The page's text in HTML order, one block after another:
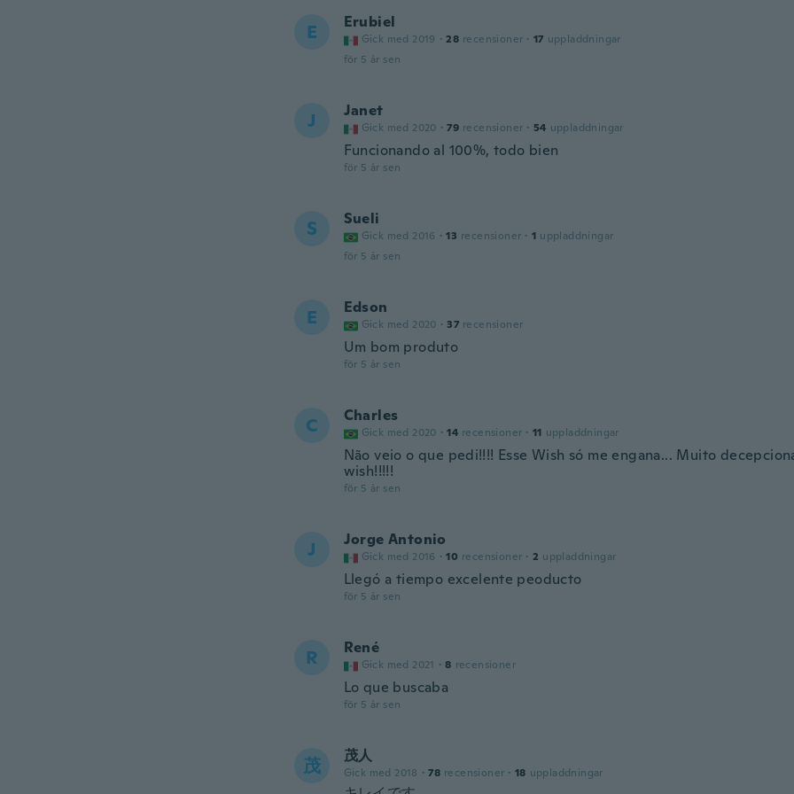
E Erubiel
Gick med 2019 · 28 recensioner · 17 uppladdningar
för 5 år sen
J Janet
Gick med 2020 · 79 recensioner · 54 uppladdningar
Funcionando al 100%, todo bien
för 5 år sen
S Sueli
Gick med 2016 · 13 recensioner · 1 uppladdningar
för 5 år sen
E Edson
Gick med 2020 · 37 recensioner
Um bom produto
för 5 år sen
C Charles
Gick med 2020 · 14 recensioner · 11 uppladdningar
Não veio o que pedi!!!! Esse Wish só me engana... Muito
wish!!!!!
för 5 år sen
J Jorge Antonio
Gick med 2016 · 10 recensioner · 2 uppladdningar
Llegó a tiempo excelente peoducto
för 5 år sen
R René
Gick med 2021 · 8 recensioner
Lo que buscaba
för 5 år sen
茂 茂人
Gick med 2018 · 78 recensioner · 18 uppladdningar